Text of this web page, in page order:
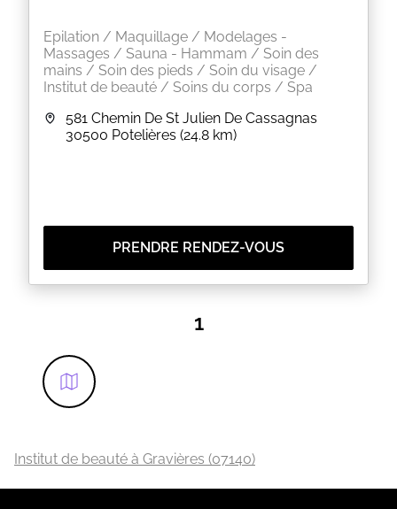
Epilation / Maquillage / Modelages -
Massages / Sauna - Hammam / Soin des
mains / Soin des pieds / Soin du visage /
Institut de beauté / Soins du corps / Spa
581 Chemin De St Julien De Cassagnas
30500 Potelières (24.8 km)
PRENDRE RENDEZ-VOUS
1
Institut de beauté à Gravières (07140)